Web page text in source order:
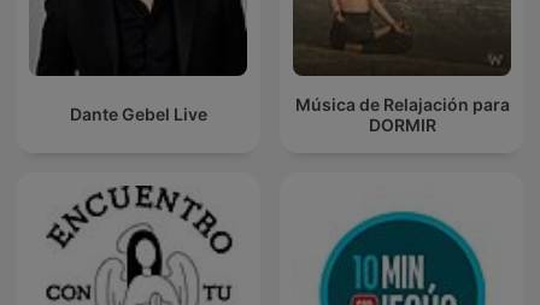
Dante Gebel Live
Música de Relajación para
DORMIR